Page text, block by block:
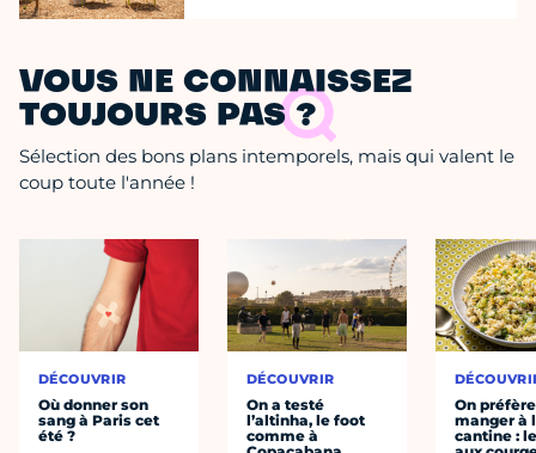
VOUS NE CONNAISSEZ
TOUJOURS PAS ?
Sélection des bons plans intemporels, mais qui valent le
coup toute l'année !
DÉCOUVRIR
Où donner son
sang à Paris cet
été ?
DÉCOUVRIR
On a testé
l’altinha, le foot
comme à
On préfère
manger à
cantine :